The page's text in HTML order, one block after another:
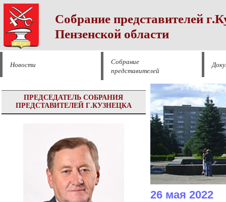
Собрание представителей
Пензенской области
Новости
Собрание
представителей
ПРЕДСЕДАТЕЛЬ СОБРАНИЯ
ПРЕДСТАВИТЕЛЕЙ Г.КУЗНЕЦКА
26 мая 2022